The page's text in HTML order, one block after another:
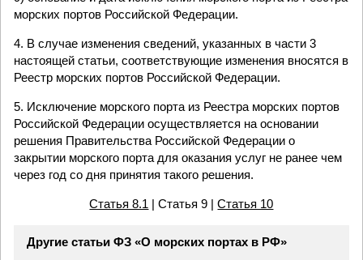
морских портов Российской Федерации.
4. В случае изменения сведений, указанных в части 3
настоящей статьи, соответствующие изменения вносятся в
Реестр морских портов Российской Федерации.
5. Исключение морского порта из Реестра морских портов
Российской Федерации осуществляется на основании
решения Правительства Российской Федерации о
закрытии морского порта для оказания услуг не ранее чем
через год со дня принятия такого решения.
Статья 8.1 | Статья 9 |Статья 10
Другие статьи ФЗ «О морских портах в РФ»